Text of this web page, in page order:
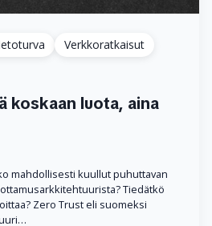
Verkkoratkaisut
koskaan luota, aina
mahdollisesti kuullut puhuttavan
Tiedätkö
Zero Trust eli suomeksi